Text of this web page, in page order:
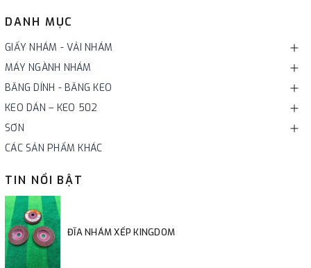
DANH MỤC
GIẤY NHÁM - VẢI NHÁM
MÁY NGÀNH NHÁM
BĂNG DÍNH - BĂNG KEO
KEO DÁN – KEO 502
SƠN
CÁC SẢN PHẨM KHÁC
TIN NỔI BẬT
ĐĨA NHÁM XẾP KINGDOM